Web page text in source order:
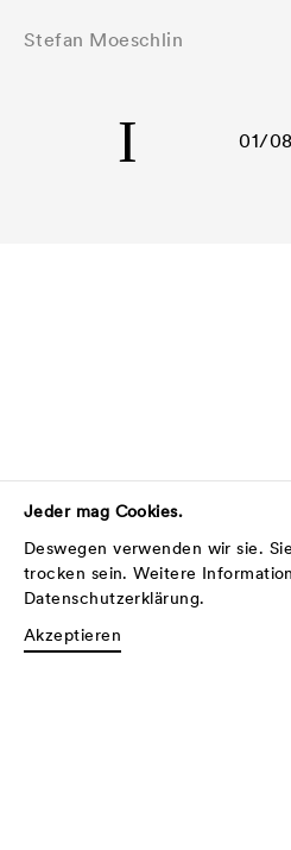
Stefan Moeschlin
01/08
Jeder mag Cookies.
Deswegen verwenden wir sie.
trocken sein. Weitere
Datenschutzerklärung.
Akzeptieren